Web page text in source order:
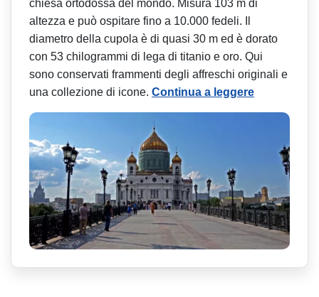
chiesa ortodossa del mondo. Misura 103 m di
altezza e può ospitare fino a 10.000 fedeli. Il
diametro della cupola è di quasi 30 m ed è dorato
con 53 chilogrammi di lega di titanio e oro. Qui
sono conservati frammenti degli affreschi originali e
una collezione di icone. Continua a leggere